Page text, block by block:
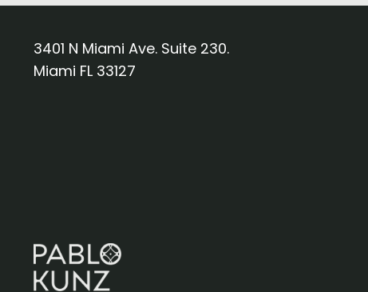
3401 N Miami Ave. Suite 230.
Miami FL 33127